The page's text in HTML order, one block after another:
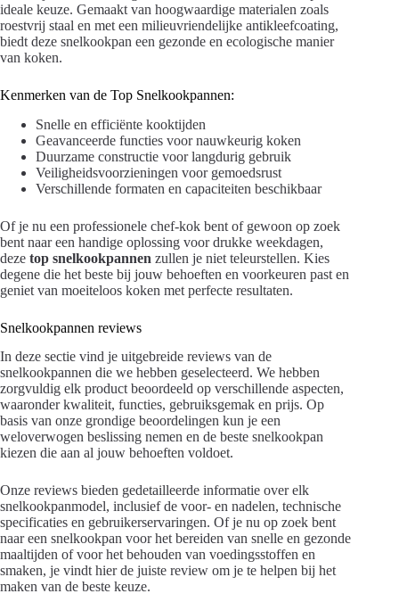
ideale keuze. Gemaakt van hoogwaardige materialen zoals
roestvrij staal en met een milieuvriendelijke antikleefcoating,
biedt deze snelkookpan een gezonde en ecologische manier
van koken.
Kenmerken van de Top Snelkookpannen:
Snelle en efficiënte kooktijden
Geavanceerde functies voor nauwkeurig koken
Duurzame constructie voor langdurig gebruik
Veiligheidsvoorzieningen voor gemoedsrust
Verschillende formaten en capaciteiten beschikbaar
Of je nu een professionele chef-kok bent of gewoon op zoek
bent naar een handige oplossing voor drukke weekdagen,
deze top snelkookpannen zullen je niet teleurstellen. Kies
degene die het beste bij jouw behoeften en voorkeuren past en
geniet van moeiteloos koken met perfecte resultaten.
Snelkookpannen reviews
In deze sectie vind je uitgebreide reviews van de
snelkookpannen die we hebben geselecteerd. We hebben
zorgvuldig elk product beoordeeld op verschillende aspecten,
waaronder kwaliteit, functies, gebruiksgemak en prijs. Op
basis van onze grondige beoordelingen kun je een
weloverwogen beslissing nemen en de beste snelkookpan
kiezen die aan al jouw behoeften voldoet.
Onze reviews bieden gedetailleerde informatie over elk
snelkookpanmodel, inclusief de voor- en nadelen, technische
specificaties en gebruikerservaringen. Of je nu op zoek bent
naar een snelkookpan voor het bereiden van snelle en gezonde
maaltijden of voor het behouden van voedingsstoffen en
smaken, je vindt hier de juiste review om je te helpen bij het
maken van de beste keuze.